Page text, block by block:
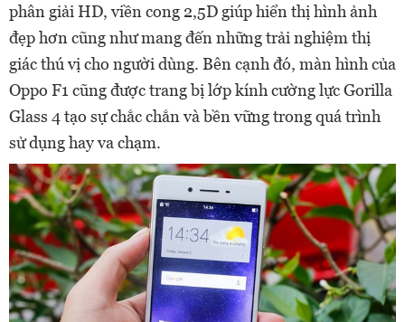
phân giải HD, viền cong 2,5D giúp hiển thị hình ảnh
đẹp hơn cũng như mang đến những trải nghiệm thị
giác thú vị cho người dùng. Bên cạnh đó, màn hình của
Oppo F1 cũng được trang bị lớp kính cường lực Gorilla
Glass 4 tạo sự chắc chắn và bền vững trong quá trình
sử dụng hay va chạm.